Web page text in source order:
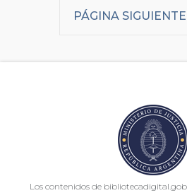
PÁGINA SIGUIENTE
Los contenidos de